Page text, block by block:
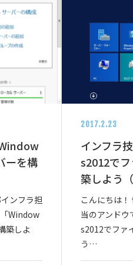
ーを構
ンフラ担
Window
築しよ
2017.2.23
インフラ
s2012で
築しよう
こんにちは
当のアンド
s2012でファ
う…